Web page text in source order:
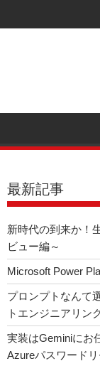
最新記事
新時代の到来か！
ビュー編～
Microsoft Power
プロンプトなんて
トエンジニアリン
実装はGeminiにお
Azureパスワード